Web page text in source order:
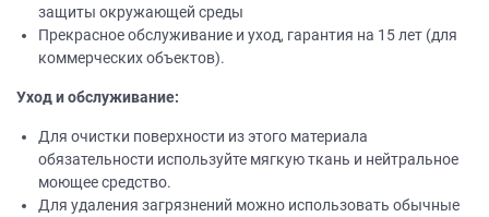
защиты окружающей среды
Прекрасное обслуживание и уход, гарантия на 15 лет (для
коммерческих объектов).
Уход и обслуживание:
Для очистки поверхности из этого материала
обязательности используйте мягкую ткань и нейтральное
моющее средство.
Для удаления загрязнений можно использовать обычные